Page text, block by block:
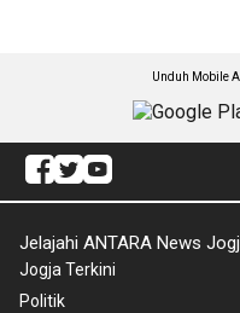
Unduh Mobile
Jelajahi ANTARA News
Jogja Terkini
Politik